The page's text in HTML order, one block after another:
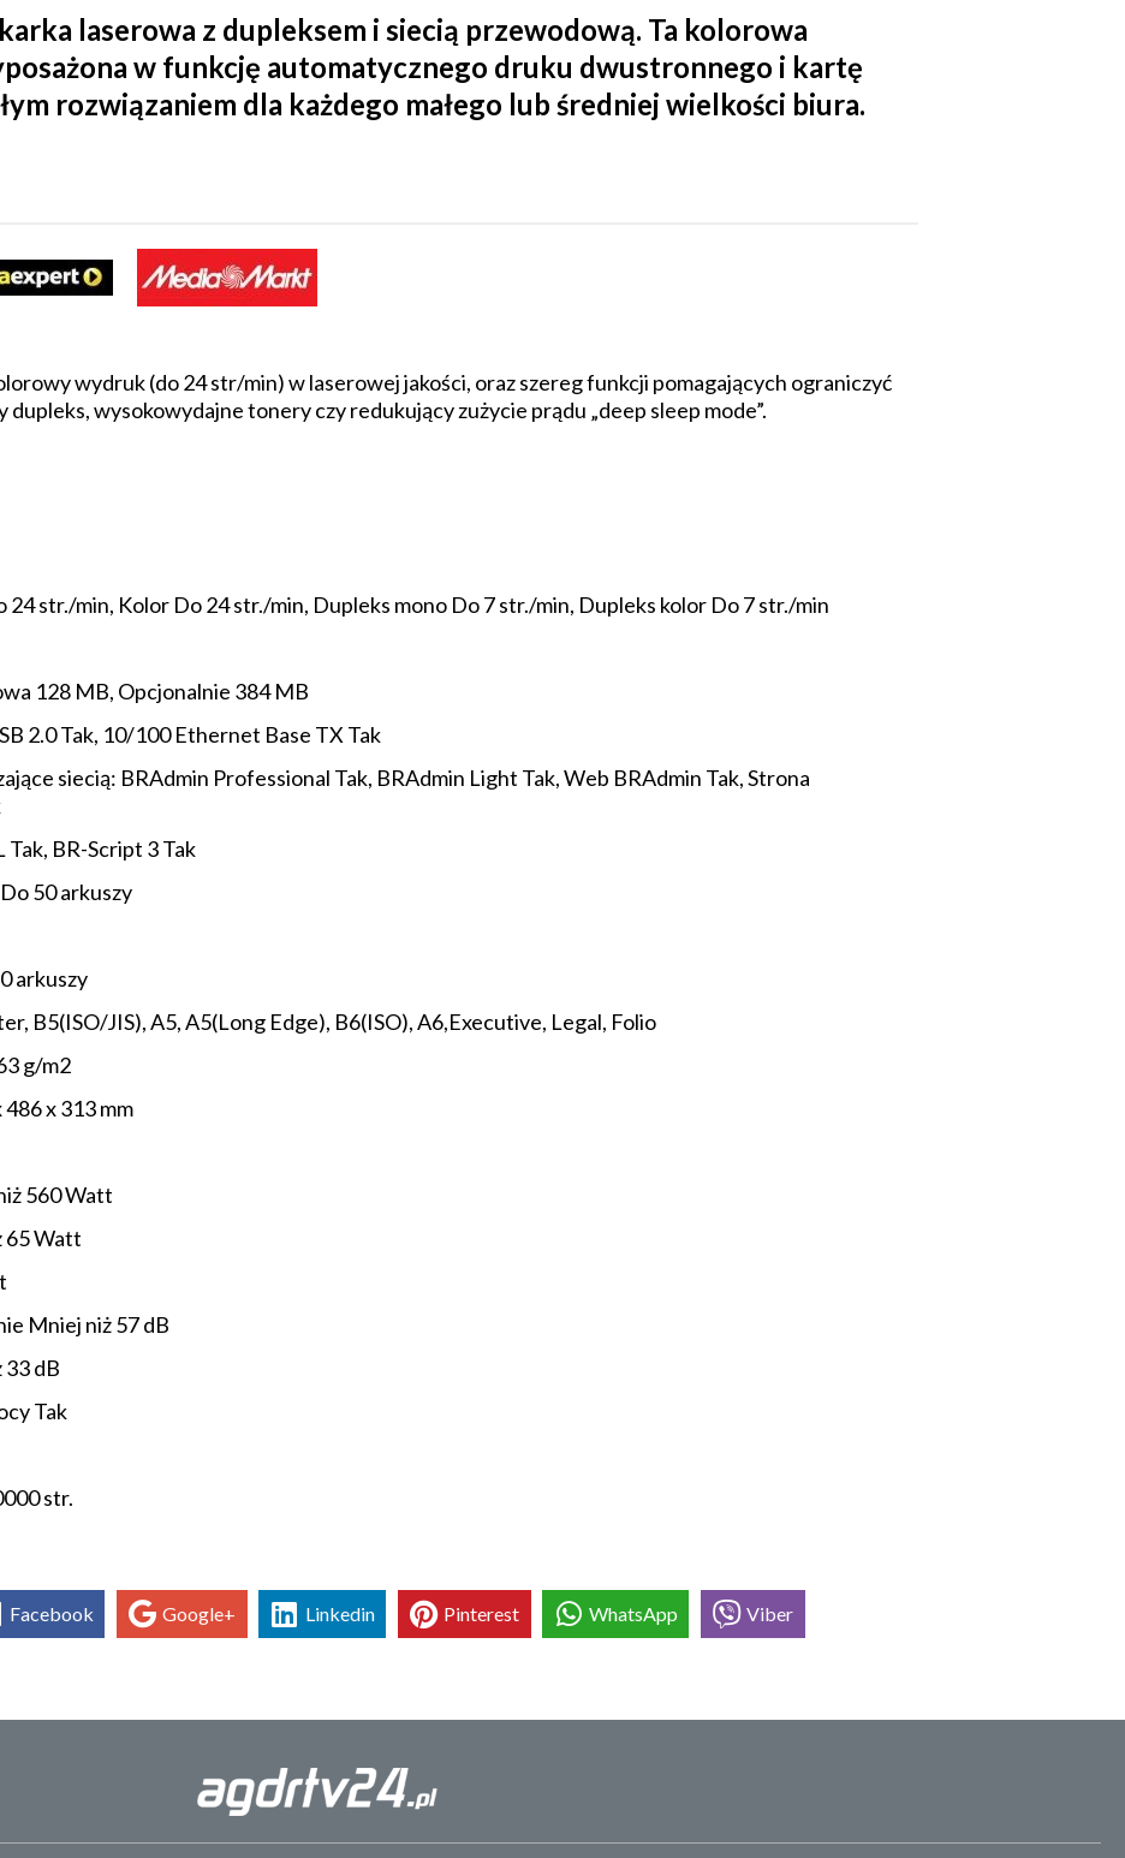
laserowa z dupleksem i siecią przewodową. Ta kolorowa
w funkcję automatycznego druku dwustronnego i kartę
rozwiązaniem dla każdego małego lub średniej wielkości biura.
wydruk (do 24 str/min) w laserowej jakości, oraz szereg funkcji pomagających ograniczyć
wysokowydajne tonery czy redukujący zużycie prądu „deep sleep mode”.
24 str./min, Kolor Do 24 str./min, Dupleks mono Do 7 str./min, Dupleks kolor Do 7 str./min
128 MB, Opcjonalnie 384 MB
2.0 Tak, 10/100 Ethernet Base TX Tak
siecią: BRAdmin Professional Tak, BRAdmin Light Tak, Web BRAdmin Tak, Strona
BR-Script 3 Tak
50 arkuszy
arkuszy
B5(ISO/JIS), A5, A5(Long Edge), B6(ISO), A6,Executive, Legal, Folio
g/m2
x 313 mm
560 Watt
65 Watt
Mniej niż 57 dB
dB
Tak
str.
Facebook Google+ Linkedin Pinterest WhatsApp Viber